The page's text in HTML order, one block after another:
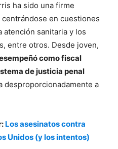
ha sido una firme
centrándose en cuestiones
atención sanitaria y los
entre otros. Desde joven,
como fiscal
de justicia penal
desproporcionadamente a
Los asesinatos contra
Unidos (y los intentos)